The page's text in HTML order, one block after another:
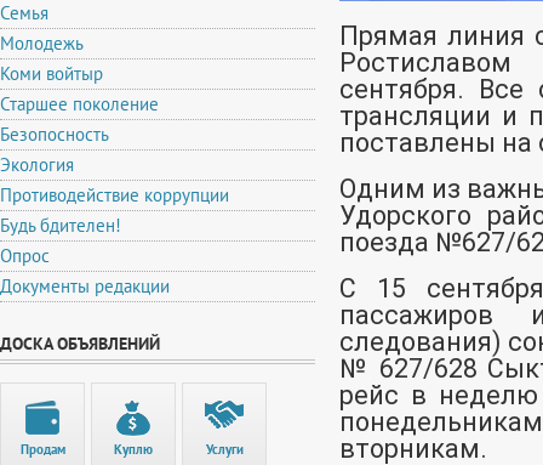
Семья
Молодежь
Коми войтыр
Старшее поколение
Безопосность
Экология
Противодействие коррупции
Будь бдителен!
Опрос
Документы редакции
ДОСКА ОБЪЯВЛЕНИЙ
Продам Куплю Услуги
Прямая линия
сентября.
трансляции и
поставлены на
Одним из
Удорского
поезда №627/
С 15
пассажиров
следования)
№ 627/628
рейс в
вторникам.